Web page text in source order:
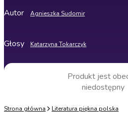
Autor Agnieszka Sudomir
Głosy Katarzyna Tokarczyk
Produkt jest
niedostępny
Strona główna Literatura piękna polska